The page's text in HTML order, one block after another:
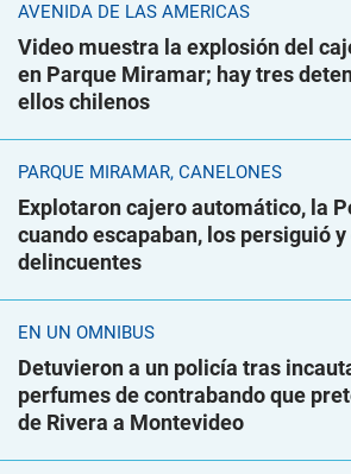
AVENIDA DE LAS AMÉRICAS
Video muestra la explosión del
en Parque Miramar; hay tres
ellos chilenos
PARQUE MIRAMAR, CANELONES
Explotaron cajero automático, la
cuando escapaban, los persiguió
delincuentes
EN UN ÓMNIBUS
Detuvieron a un policía tras
perfumes de contrabando que
de Rivera a Montevideo